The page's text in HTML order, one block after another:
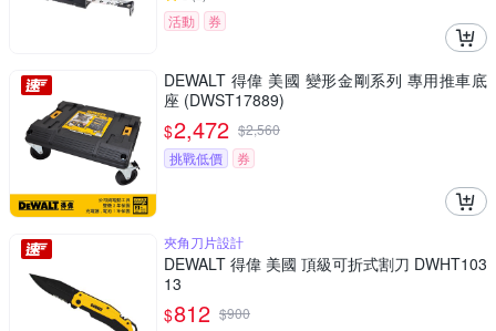
活動 券
DEWALT 得偉 美國 變形金剛系列 專用推車底
座 (DWST17889)
$2,472 $2,560
挑戰低價
券
夾角刀片設計
DEWALT 得偉 美國 頂級可折式割刀 DWHT103
13
$812 $900